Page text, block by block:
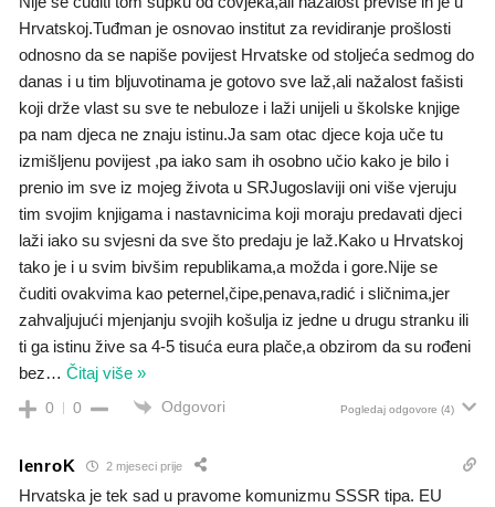
Hrvatskoj.Tuđman je osnovao institut za revidiranje prošlosti
odnosno da se napiše povijest Hrvatske od stoljeća sedmog do
danas i u tim bljuvotinama je gotovo sve laž,ali nažalost fašisti
koji drže vlast su sve te nebuloze i laži unijeli u školske knjige
pa nam djeca ne znaju istinu.Ja sam otac djece koja uče tu
izmišljenu povijest ,pa iako sam ih osobno učio kako je bilo i
prenio im sve iz mojeg života u SRJugoslaviji oni više vjeruju
tim svojim knjigama i nastavnicima koji moraju predavati djeci
laži iako su svjesni da sve što predaju je laž.Kako u Hrvatskoj
tako je i u svim bivšim republikama,a možda i gore.Nije se
čuditi ovakvima kao peternel,čipe,penava,radić i sličnima,jer
zahvaljujući mjenjanju svojih košulja iz jedne u drugu stranku ili
ti ga istinu žive sa 4-5 tisuća eura plače,a obzirom da su rođeni
bez… Čitaj više »
0 0 Odgovori Pogledaj odgovore (4)
lenroK 2 mjeseci prije
Hrvatska je tek sad u pravome komunizmu SSSR tipa. EU